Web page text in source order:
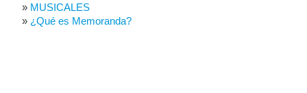
MUSICALES
¿Qué es Memoranda?